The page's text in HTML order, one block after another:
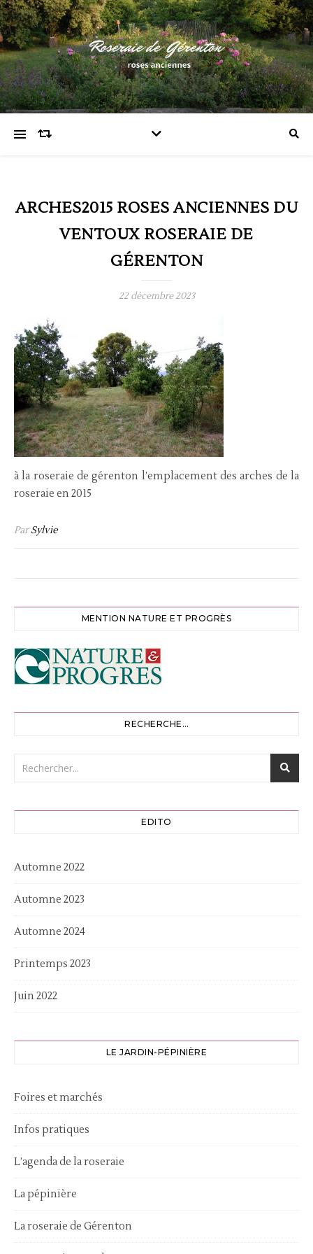
ARCHES2015 ROSES ANCIENNES DU
VENTOUX ROSERAIE DE
GÉRENTON
22 décembre 2023
à la roseraie de gérenton l’emplacement des arches de la
roseraie en 2015
ParSylvie
MENTION NATURE ET PROGRÈS
RECHERCHE…
EDITO
Automne 2022
Automne 2023
Automne 2024
Printemps 2023
Juin 2022
LE JARDIN-PÉPINIÈRE
Foires et marchés
Infos pratiques
L’agenda de la roseraie
La pépinière
La roseraie de Gérenton